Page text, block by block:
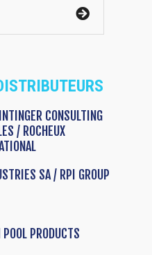
CONSULTING
/ ROCHEUX
SA / RPI GROUP
POOL PRODUCTS